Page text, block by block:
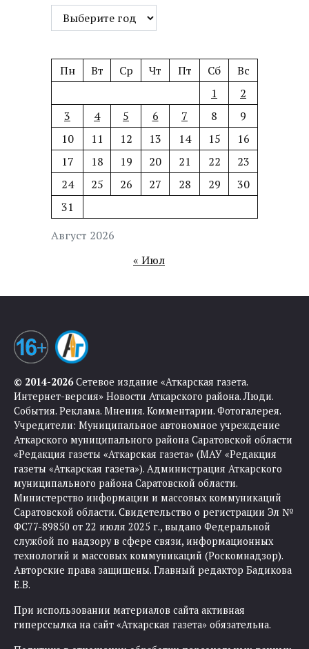
Август 2026
Пн Вт Ср Чт Пт Сб
Вс
1
2
3
4 5 6 7 8
9
10
11 12 13 14 15
16
17
18 19 20 21 22
23
24
25 26 27 28 29
30
31
« Июл
© 2014-2026Сетевое издание «Аткарская газета.
Интернет-версия» Новости Аткарского района. Люди.
События. Реклама. Мнения. Комментарии. Фотогалерея.
Учредители: Муниципальное автономное учреждение
Аткарского муниципального района Саратовской области
«Редакция газеты «Аткарская газета» (МАУ «Редакция
газеты «Аткарская газета»). Администрация Аткарского
муниципального района Саратовской области.
Министерство информации и массовых коммуникаций
Саратовской области. Свидетельство о регистрации Эл №
ФС77-89850 от 22 июля 2025 г., выдано Федеральной
службой по надзору в сфере связи, информационных
технологий и массовых коммуникаций (Роскомнадзор).
Авторские права защищены. Главный редактор Бадикова
Е.В.
При использовании материалов сайта активная
гиперссылка на сайт «Аткарская газета» обязательна.